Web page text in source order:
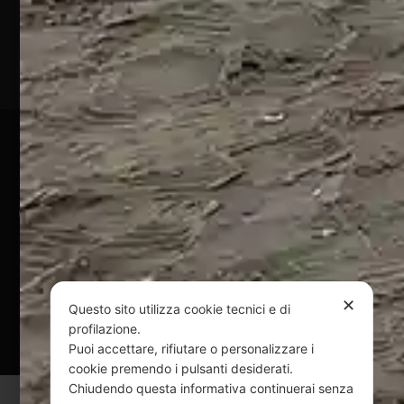
(TE)
P.Iva
01828920676
Pagamenti Sicuri
@ Copyright 2024 Webpesca è un brand Intent di Federico
Andrenacci P.Iva 01917920678
Via G. Galilei n. 2 – 64018 Tortoreto TE | REA TE-168019 |
Mail: info@webpesca.it | Pec:federicoandrenacci@pec.it
Questo sito è protetto da Google reCAPTCHA
Privacy Policy eTerms of Servicedi Google.
✕
Questo sito utilizza cookie tecnici e di
profilazione.
Puoi accettare, rifiutare o personalizzare i
cookie premendo i pulsanti desiderati.
Chiudendo questa informativa continuerai senza